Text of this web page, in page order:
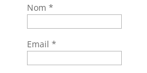
Nom *
Email *